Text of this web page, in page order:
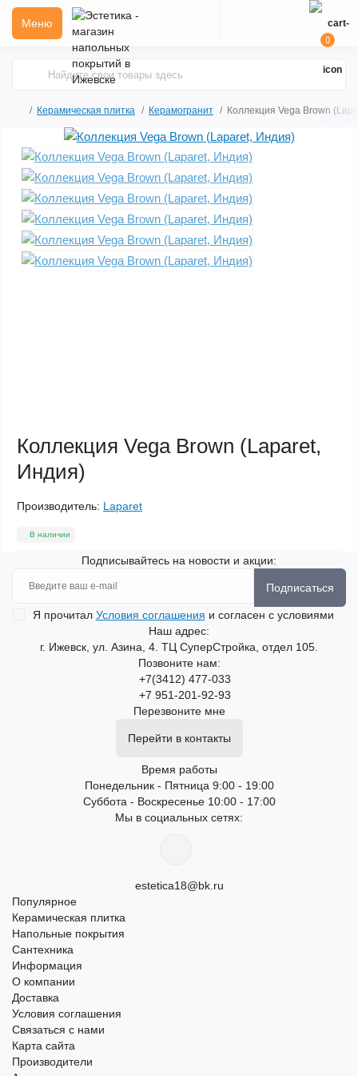
Меню
0
Керамическая плитка Керамогранит Коллекция Vega Brown
Коллекция Vega Brown (Laparet,
Индия)
Производитель: Laparet
В наличии
Подписывайтесь на новости и акции:
Подписаться
Я прочитал Условия соглашения и согласен с условиями
Наш адрес:
г. Ижевск, ул. Азина, 4. ТЦ СуперСтройка, отдел 105.
Позвоните нам:
+7(3412) 477-033
+7 951-201-92-93
Перезвоните мне
Перейти в контакты
Время работы
Понедельник - Пятница 9:00 - 19:00
Суббота - Воскресенье 10:00 - 17:00
Мы в социальных сетях:
estetica18@bk.ru
Популярное
Керамическая плитка
Напольные покрытия
Сантехника
Информация
О компании
Доставка
Условия соглашения
Связаться с нами
Карта сайта
Производители